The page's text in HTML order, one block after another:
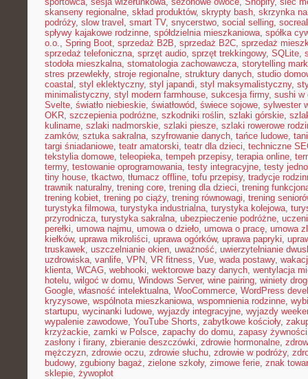
skanseny regionalne, skład produktów, skrypty bash, skrzynka
podróży, slow travel , smart TV, snycerstwo, social selling,
spływy kajakowe rodzinne, spółdzielnia mieszkaniowa, spółka
o.o., Spring Boot, sprzedaż B2B, sprzedaż B2C, sprzedaż
sprzedaż telefoniczna, sprzęt audio, sprzęt trekkingowy, SQLite,
stodoła mieszkalna, stomatologia zachowawcza, storytelling
stres przewlekły, stroje regionalne, struktury danych, studio
coastal , styl eklektyczny, styl japandi, styl maksymalistyczny,
minimalistyczny, styl modern farmhouse, sukcesja firmy, sushi w
Svelte, światło niebieskie, światłowód, świece sojowe, sylwester
OKR, szczepienia podróżne, szkodniki roślin, szlaki górskie,
kulinarne, szlaki nadmorskie, szlaki piesze, szlaki rowerowe
zamków, sztuka sakralna, szyfrowanie danych, tańce ludowe,
targi śniadaniowe, teatr amatorski, teatr dla dzieci, techniczne
tekstylia domowe, teleopieka, tempeh przepisy, terapia online,
termy, testowanie oprogramowania, testy integracyjne, testy
tiny house, tkactwo, tłumacz offline, tofu przepisy, tradycje
trawnik naturalny, trening core, trening dla dzieci, trening
trening kobiet, trening po ciąży, trening równowagi, trening
turystyka filmowa, turystyka industrialna, turystyka kolejowa,
przyrodnicza, turystyka sakralna, ubezpieczenie podróżne,
perełki, umowa najmu, umowa o dzieło, umowa o pracę, umowa
kiełków, uprawa mikroliści, uprawa ogórków, uprawa papryki,
truskawek, uszczelnianie okien, uważność, uwierzytelnianie
uzdrowiska, vanlife, VPN, VR fitness, Vue, wada postawy,
klienta, WCAG, webhooki, wektorowe bazy danych, wentylacja
hotelu, wilgoć w domu, Windows Server, wine pairing, winiety
Google, własność intelektualna, WooCommerce, WordPress
kryzysowe, wspólnota mieszkaniowa, wspomnienia rodzinne,
startupu, wycinanki ludowe, wyjazdy integracyjne, wyjazdy
wypalenie zawodowe, YouTube Shorts, zabytkowe kościoły,
krzyżackie, zamki w Polsce, zapachy do domu, zapasy żywności
zasłony i firany, zbieranie deszczówki, zdrowie hormonalne,
mężczyzn, zdrowie oczu, zdrowie słuchu, zdrowie w podróży,
budowy, zgubiony bagaż, zielone szkoły, zimowe ferie, znak
sklepie, żywopłot